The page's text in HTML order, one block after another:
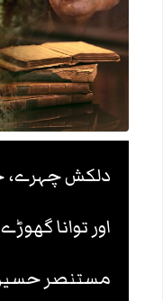
دلکش چہرے،
اور توانا
مستنصر حسین